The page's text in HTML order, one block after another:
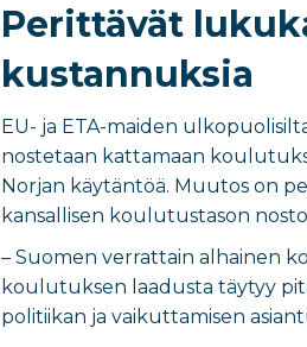
Perittävät
kustannuksia
EU- ja ETA-maiden
nostetaan kattamaan
Norjan käytäntöä. Muutos on
kansallisen koulutustason
– Suomen verrattain alhainen
koulutuksen laadusta täytyy
politiikan ja vaikuttamisen